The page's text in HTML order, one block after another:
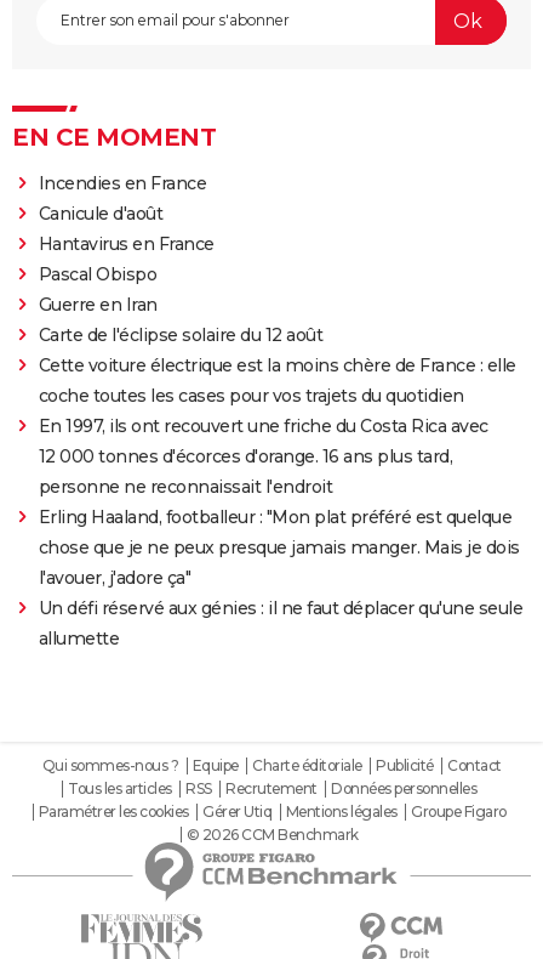
EN CE MOMENT
Incendies en France
Canicule d'août
Hantavirus en France
Pascal Obispo
Guerre en Iran
Carte de l'éclipse solaire du 12 août
Cette voiture électrique est la moins chère de France : elle
coche toutes les cases pour vos trajets du quotidien
En 1997, ils ont recouvert une friche du Costa Rica avec
12 000 tonnes d'écorces d'orange. 16 ans plus tard,
personne ne reconnaissait l'endroit
Erling Haaland, footballeur : "Mon plat préféré est quelque
chose que je ne peux presque jamais manger. Mais je dois
l'avouer, j'adore ça"
Un défi réservé aux génies : il ne faut déplacer qu'une seule
allumette
Qui sommes-nous ? Equipe Charte éditoriale Publicité
Contact
Tous les articles
RSS Recrutement
Données personnelles
Paramétrer les cookies
Gérer Utiq Mentions légales
Groupe Figaro
© 2026 CCM Benchmark